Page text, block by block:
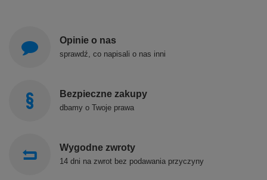
Opinie o nas
sprawdź, co napisali o nas inni
Bezpieczne zakupy
dbamy o Twoje prawa
Wygodne zwroty
14 dni na zwrot bez podawania przyczyny